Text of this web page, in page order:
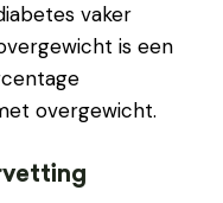
vaker
is een
overgewicht.